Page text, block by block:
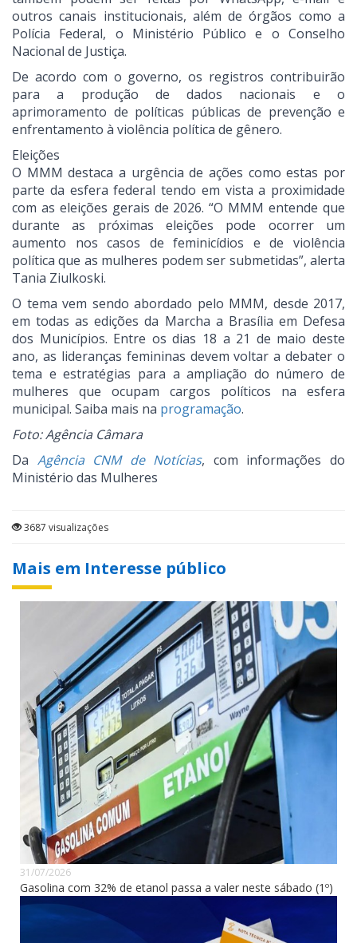
outros canais institucionais, além de órgãos como a
Polícia Federal, o Ministério Público e o Conselho
Nacional de Justiça.
De acordo com o governo, os registros contribuirão
para a produção de dados nacionais e o
aprimoramento de políticas públicas de prevenção e
enfrentamento à violência política de gênero.
Eleições
O MMM destaca a urgência de ações como estas por
parte da esfera federal tendo em vista a proximidade
com as eleições gerais de 2026. “O MMM entende que
durante as próximas eleições pode ocorrer um
aumento nos casos de feminicídios e de violência
política que as mulheres podem ser submetidas”, alerta
Tania Ziulkoski.
O tema vem sendo abordado pelo MMM, desde 2017,
em todas as edições da Marcha a Brasília em Defesa
dos Municípios. Entre os dias 18 a 21 de maio deste
ano, as lideranças femininas devem voltar a debater o
tema e estratégias para a ampliação do número de
mulheres que ocupam cargos políticos na esfera
municipal. Saiba mais na programação.
Foto: Agência Câmara
Da Agência CNM de Notícias, com informações do
Ministério das Mulheres
3687 visualizações
Mais em Interesse público
31/07/2026
Gasolina com 32% de etanol passa a valer neste sábado (1º)